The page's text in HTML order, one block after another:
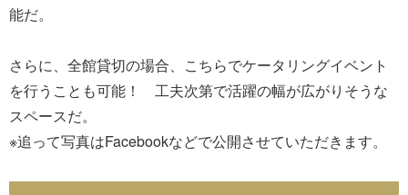
能だ。
さらに、全館貸切の場合、こちらでケータリングイベント
を行うことも可能！ 工夫次第で活躍の幅が広がりそうな
スペースだ。
※追って写真はFacebookなどで公開させていただきます。